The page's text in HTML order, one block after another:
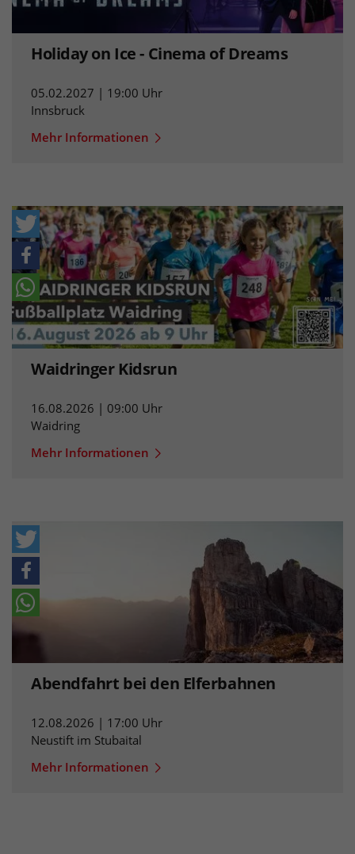
Holiday on Ice - Cinema of Dreams
05.02.2027 | 19:00 Uhr
Innsbruck
Mehr Informationen
Waidringer Kidsrun
16.08.2026 | 09:00 Uhr
Waidring
Mehr Informationen
Abendfahrt bei den Elferbahnen
12.08.2026 | 17:00 Uhr
Neustift im Stubaital
Mehr Informationen